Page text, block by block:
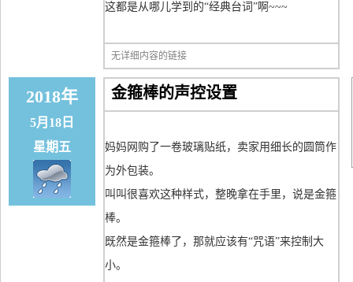
这都是从哪儿学到的“经典台词”啊~~~
无详细内容的链接
2018年
5月18日
星期五
金箍棒的声控设置
妈妈网购了一卷玻璃贴纸，卖家用细长的圆筒作
为外包装。
叫叫很喜欢这种样式，整晚拿在手里，说是金箍
棒。
既然是金箍棒了，那就应该有“咒语”来控制大
小。